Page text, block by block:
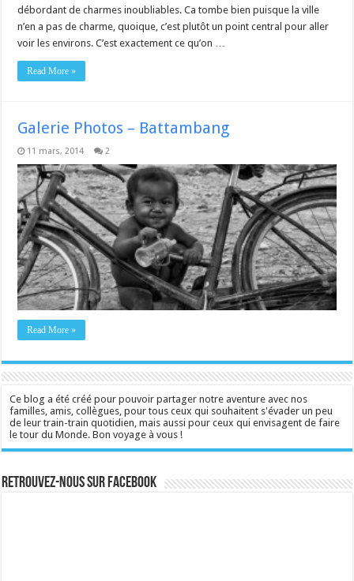
débordant de charmes inoubliables. Ca tombe bien puisque la ville
n’en a pas de charme, quoique, c’est plutôt un point central pour aller
voir les environs. C’est exactement ce qu’on …
Read More »
Galerie Photos – Battambang
11 mars, 2014 2
Read More »
Ce blog a été créé pour pouvoir partager notre aventure avec nos
familles, amis, collègues, pour tous ceux qui souhaitent s'évader un peu
de leur train-train quotidien, mais aussi pour ceux qui envisagent de faire
le tour du Monde. Bon voyage à vous !
Retrouvez-nous sur Facebook